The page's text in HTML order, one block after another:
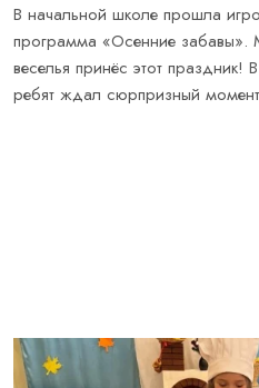
В начальной школе прошла
программа «Осенние забавы».
веселья принёс этот праздник!
ребят ждал сюрпризный